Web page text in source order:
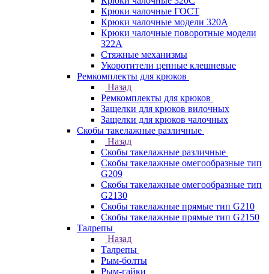
Крюки чалочные ГОСТ
Крюки чалочные модели 320А
Крюки чалочные поворотные модели
322А
Стяжные механизмы
Укоротители цепные клешневые
Ремкомплекты для крюков
Назад
Ремкомплекты для крюков
Защелки для крюков вилочных
Защелки для крюков чалочных
Скобы такелажные различные
Назад
Скобы такелажные различные
Скобы такелажные омегообразные тип
G209
Скобы такелажные омегообразные тип
G2130
Скобы такелажные прямые тип G210
Скобы такелажные прямые тип G2150
Талрепы
Назад
Талрепы
Рым-болты
Рым-гайки